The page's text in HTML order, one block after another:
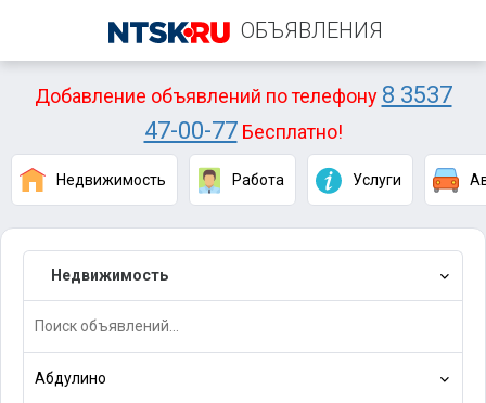
ОБЪЯВЛЕНИЯ
Добавление объявлений по телефону 8 3537
47-00-77Бесплатно!
Недвижимость Работа Услуги
Недвижимость
Абдулино